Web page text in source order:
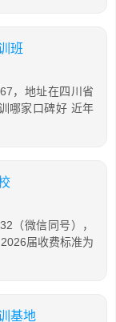
班
，地址在四川省
哪家口碑好 近年
（微信同号），
届收费标准为
基地